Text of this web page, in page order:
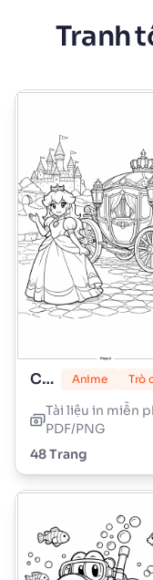
Tranh
Công chúa Peach Anime Trò
Tài liệu in miễn
PDF/PNG
48 Trang